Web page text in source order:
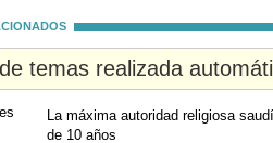
temas realizada
La máxima autoridad religiosa
de 10 años